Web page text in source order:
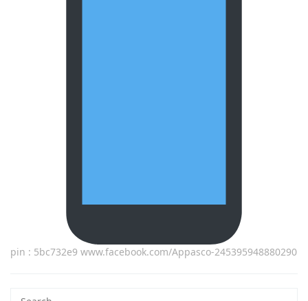
pin : 5bc732e9 www.facebook.com/Appasco-245395948880290